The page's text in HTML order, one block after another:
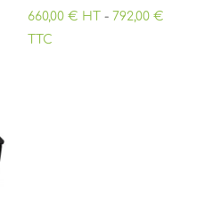
660,00 € HT -792,00 €
TTC